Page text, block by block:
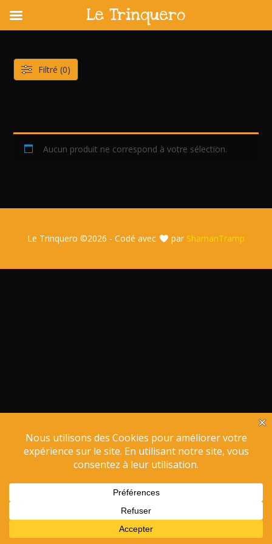
content
Aucun produit ne correspond à votre sélection.
Filtré (0)
Le Trinquero ©2026 - Codé avec par ShamanTramp
Le Trinquero